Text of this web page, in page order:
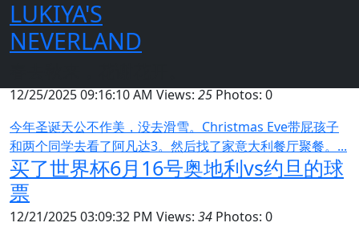
LUKIYA'S
NEVERLAND
首页 日志
12/25/2025 09:16:10 AM Views: 25 Photos: 0
今年圣诞天公不作美，没去滑雪。Christmas Eve带屁孩子
和两个同学去看了阿凡达3。然后找了家意大利餐厅聚餐。...
买了世界杯6月16号奥地利vs约旦的球
票
12/21/2025 03:09:32 PM Views: 34 Photos: 0